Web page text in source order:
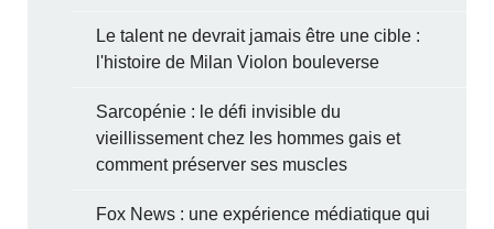
Le talent ne devrait jamais être une cible :
l'histoire de Milan Violon bouleverse
Sarcopénie : le défi invisible du
vieillissement chez les hommes gais et
comment préserver ses muscles
Fox News : une expérience médiatique qui